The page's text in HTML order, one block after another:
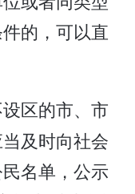
的，可以直
区的市、市
及时向社会
名单，公示